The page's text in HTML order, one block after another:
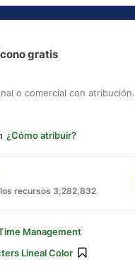
gratis
o comercial con atribución.
¿Cómo atribuir?
recursos 3,282,832
Management
Lineal Color